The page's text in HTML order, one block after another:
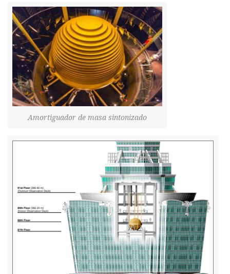
Amortiguador de masa sintonizado